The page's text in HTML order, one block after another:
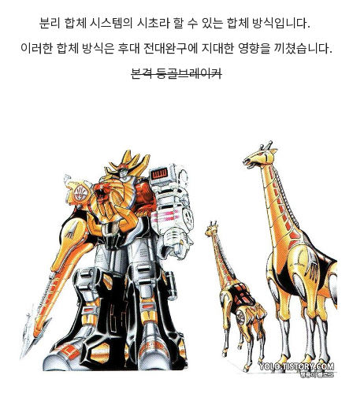
분리 합체 시스템의 시초라 할 수 있는 합체 방식입니다.
이러한 합체 방식은 후대 전대완구에 지대한 영향을 끼쳤습니다.
본격 등골브레이커